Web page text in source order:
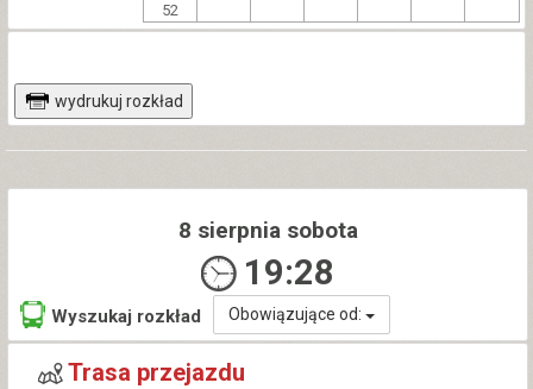
52
wydrukuj rozkład
8 sierpnia sobota
19:28
Wyszukaj rozkład Obowiązujące od:
Trasa przejazdu